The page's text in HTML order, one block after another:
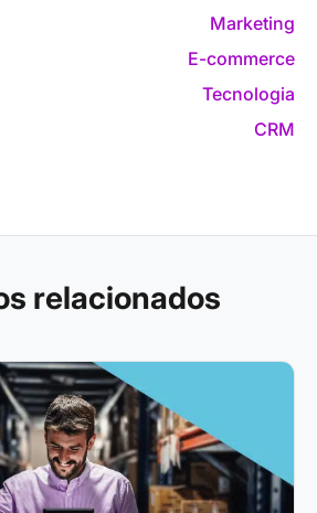
Marketing
E-commerce
Tecnologia
CRM
relacionados